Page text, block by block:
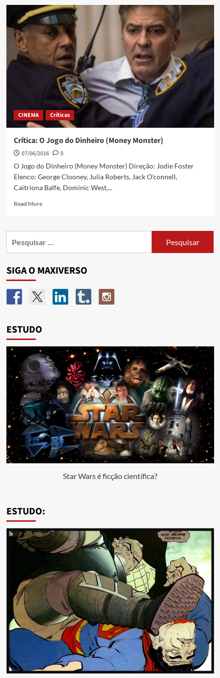
CINEMA Críticas
Crítica: O Jogo do Dinheiro (Money Monster)
07/06/2016
0
O Jogo do Dinheiro (Money Monster) Direção: Jodie Foster
Elenco: George Clooney, Julia Roberts, Jack O'connell,
Caitriona Balfe, Dominic West,...
Read More
SIGA O MAXIVERSO
ESTUDO
Star Wars é ficção científica?
ESTUDO: